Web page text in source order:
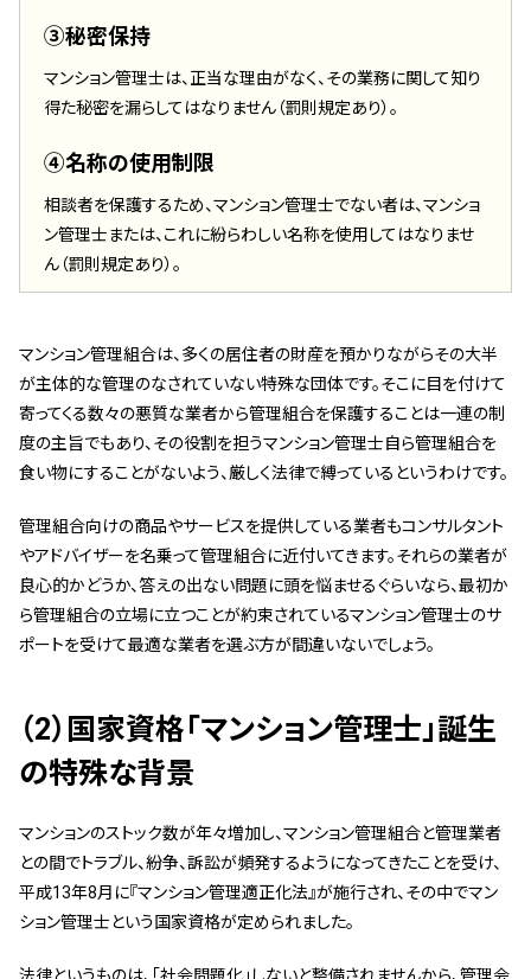
③秘密保持
マンション管理士は、正当な理由がなく、その業務に関して知り
得た秘密を漏らしてはなりません（罰則規定あり）。
④名称の使用制限
相談者を保護するため、マンション管理士でない者は、マンショ
ン管理士または、これに紛らわしい名称を使用してはなりませ
ん（罰則規定あり）。
マンション管理組合は、多くの居住者の財産を預かりながらその大半
が主体的な管理のなされていない特殊な団体です。そこに目を付けて
寄ってくる数々の悪質な業者から管理組合を保護することは一連の制
度の主旨でもあり、その役割を担うマンション管理士自ら管理組合を
食い物にすることがないよう、厳しく法律で縛っているというわけです。
管理組合向けの商品やサービスを提供している業者もコンサルタント
やアドバイザーを名乗って管理組合に近付いてきます。それらの業者が
良心的かどうか、答えの出ない問題に頭を悩ませるぐらいなら、最初か
ら管理組合の立場に立つことが約束されているマンション管理士のサ
ポートを受けて最適な業者を選ぶ方が間違いないでしょう。
（2）国家資格「マンション管理士」誕生
の特殊な背景
マンションのストック数が年々増加し、マンション管理組合と管理業者
との間でトラブル、紛争、訴訟が頻発するようになってきたことを受け、
平成13年8月に『マンション管理適正化法』が施行され、その中でマン
ション管理士という国家資格が定められました。